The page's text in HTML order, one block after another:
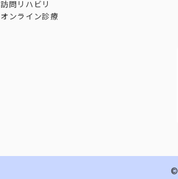
訪問リハビリ
オンライン診療
©